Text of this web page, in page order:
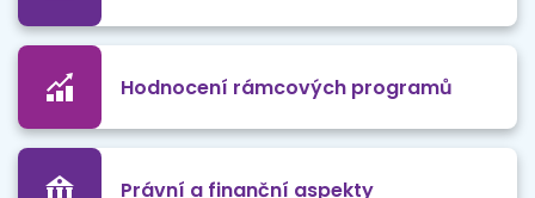
Hodnocení rámcových programů
Právní a finanční aspekty